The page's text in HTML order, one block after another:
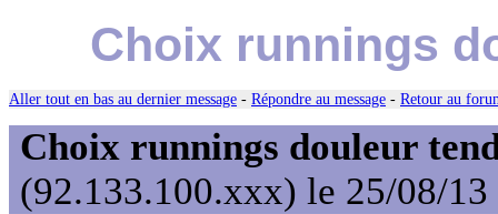
Choix runnings
Aller tout en bas au dernier message - Répondre au message - Retour au
Choix runnings douleur
(92.133.100.xxx) le 25/08/13